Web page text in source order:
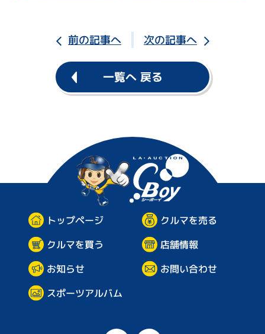
ー
前の記事へ 次の記事へ
一覧へ 戻る
トップページ
クルマを売る
クルマを買う
店舗情報
お知らせ
お問い合わせ
スポーツアルバム